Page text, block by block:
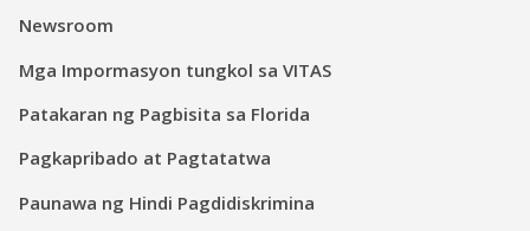
Newsroom
Mga Impormasyon tungkol sa VITAS
Patakaran ng Pagbisita sa Florida
Pagkapribado at Pagtatatwa
Paunawa ng Hindi Pagdidiskrimina